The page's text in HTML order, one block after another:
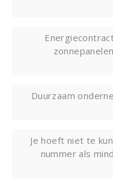
Duurzaam
Je hoeft niet te
nummer als